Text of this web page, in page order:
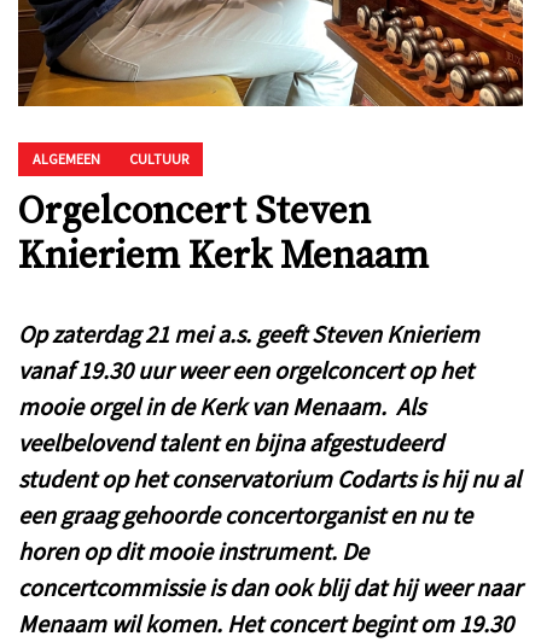
ALGEMEEN CULTUUR
Orgelconcert Steven
Knieriem Kerk Menaam
Op zaterdag 21 mei a.s. geeft Steven Knieriem
vanaf 19.30 uur weer een orgelconcert op het
mooie orgel in de Kerk van Menaam. Als
veelbelovend talent en bijna afgestudeerd
student op het conservatorium Codarts is hij nu al
een graag gehoorde concertorganist en nu te
horen op dit mooie instrument. De
concertcommissie is dan ook blij dat hij weer naar
Menaam wil komen. Het concert begint om 19.30